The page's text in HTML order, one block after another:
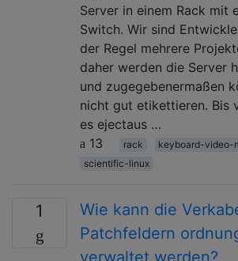
Server in einem Rack mit
Switch. Wir sind
der Regel mehrere
daher werden die Server
und zugegebenermaßen
nicht gut etikettieren. Bis
es ejectaus …
13
rack
keyboard-video-
scientific-linux
1
Wie kann die
Patchfeldern
verwaltet werden?